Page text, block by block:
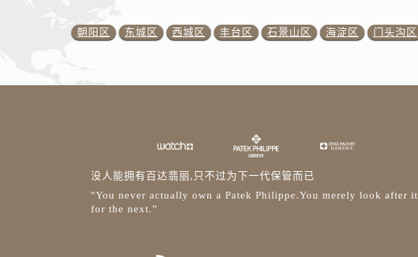
朝阳区 东城区 西城区 丰台区 石景山区 海淀区 门头沟区
没人能拥有百达翡丽,只不过为下一代保管而已
"You never actually own a Patek Philippe.You merely look after it
for the next.”